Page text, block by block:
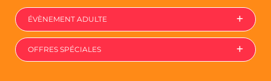
ÉVÈNEMENT ADULTE
OFFRES SPÉCIALES